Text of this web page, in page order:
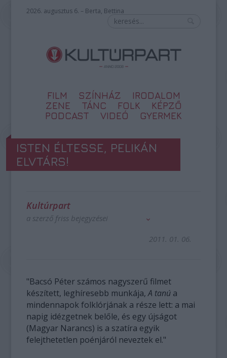
2026. augusztus 6. – Berta, Bettina
FILM SZÍNHÁZ
IRODALOM
ZENE
TÁNC FOLK
KÉPZŐ
PODCAST
VIDEÓ GYERMEK
ISTEN ÉLTESSE, PELIKÁN
ELVTÁRS!
Kultúrpart
a szerző friss bejegyzései
2011. 01. 06.
"Bacsó Péter számos nagyszerű filmet
készített, leghíresebb munkája,A tanú a
mindennapok folklórjának a része lett: a mai
napig idézgetnek belőle, és egy újságot
(Magyar Narancs) is a szatíra egyik
felejthetetlen poénjáról neveztek el."